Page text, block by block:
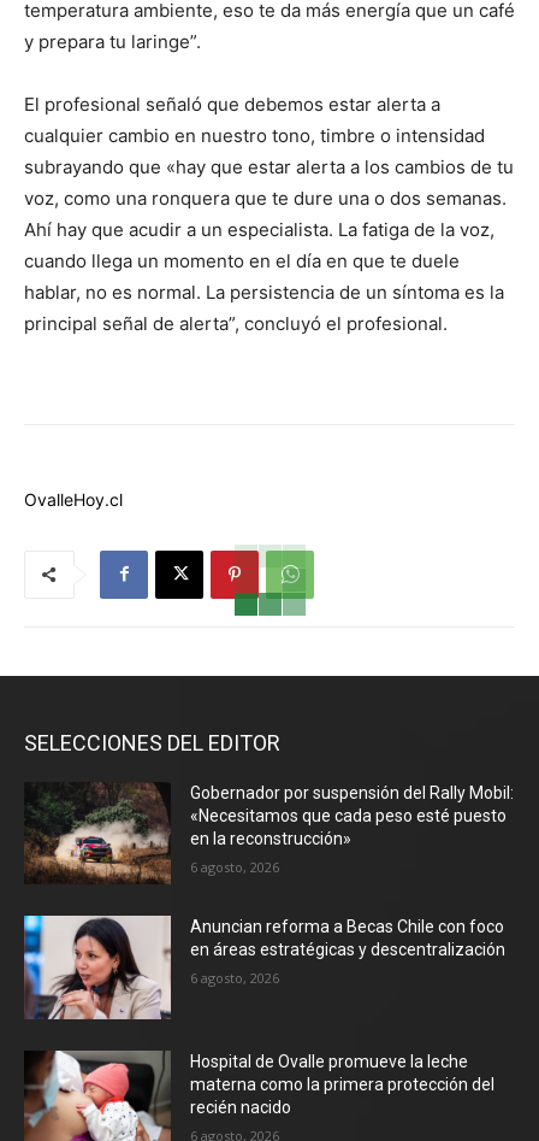
temperatura ambiente, eso te da más energía que un café
y prepara tu laringe”.
El profesional señaló que debemos estar alerta a
cualquier cambio en nuestro tono, timbre o intensidad
subrayando que «hay que estar alerta a los cambios de tu
voz, como una ronquera que te dure una o dos semanas.
Ahí hay que acudir a un especialista. La fatiga de la voz,
cuando llega un momento en el día en que te duele
hablar, no es normal. La persistencia de un síntoma es la
principal señal de alerta”, concluyó el profesional.
OvalleHoy.cl
SELECCIONES DEL EDITOR
Gobernador por suspensión del Rally Mobil:
«Necesitamos que cada peso esté puesto
en la reconstrucción»
6 agosto, 2026
Anuncian reforma a Becas Chile con foco
en áreas estratégicas y descentralización
6 agosto, 2026
Hospital de Ovalle promueve la leche
materna como la primera protección del
recién nacido
6 agosto, 2026